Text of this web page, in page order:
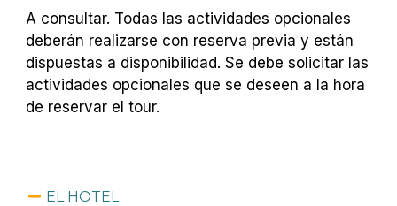
A consultar. Todas las actividades opcionales
deberán realizarse con reserva previa y están
dispuestas a disponibilidad. Se debe solicitar las
actividades opcionales que se deseen a la hora
de reservar el tour.
EL HOTEL